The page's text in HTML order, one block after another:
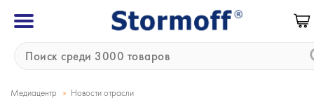
Медиацентр » Новости отрасли